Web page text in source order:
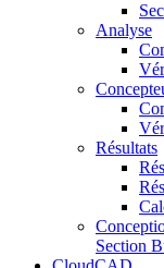
Analyse
Résultats
Section